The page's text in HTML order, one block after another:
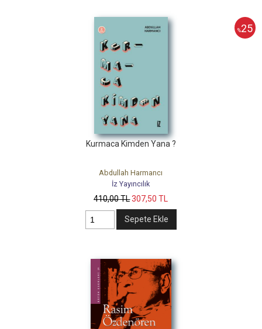
%25
Kurmaca Kimden Yana ?
Abdullah Harmancı
İz Yayıncılık
410,00TL307,50 TL
Sepete Ekle